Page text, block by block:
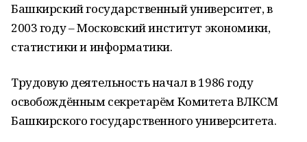
Башкирский государственный университет, в
2003 году – Московский институт экономики,
статистики и информатики.
Трудовую деятельность начал в 1986 году
освобождённым секретарём Комитета ВЛКСМ
Башкирского государственного университета.